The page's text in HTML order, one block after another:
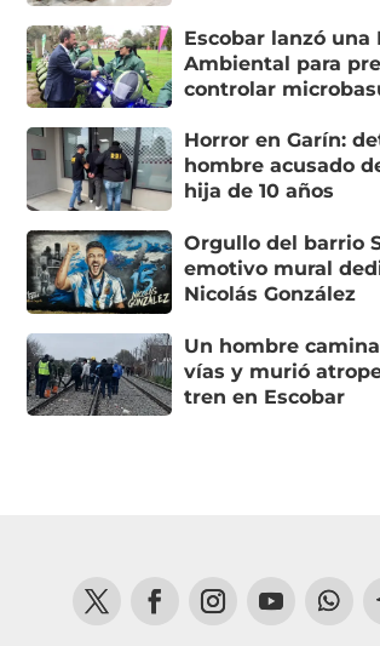
Escobar lanzó una
Ambiental para
controlar
Horror en Garín:
hombre acusado
hija de 10 años
Orgullo del barrio
emotivo mural
Nicolás González
Un hombre
vías y murió
tren en Escobar